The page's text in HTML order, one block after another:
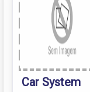
Car System